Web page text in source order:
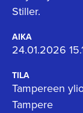
Stiller.
AIKA
24.01.2026
TILA
Tampereen
Tampere